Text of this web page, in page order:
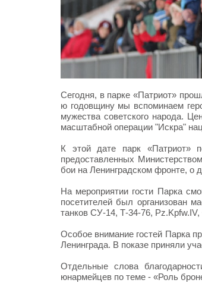
Сегодня, в парке «Патриот»
ю годовщину мы вспоминаем
мужества советского народа.
масштабной операции "Искра"
К этой дате парк «Патриот»
предоставленных
бои на Ленинградском фронте, о
На мероприятии гости Парка
посетителей был организован
танков СУ-14, Т-34-76,
Особое внимание гостей Парка
Ленинграда. В показе приняли
Отдельные слова
юнармейцев по теме - «Роль